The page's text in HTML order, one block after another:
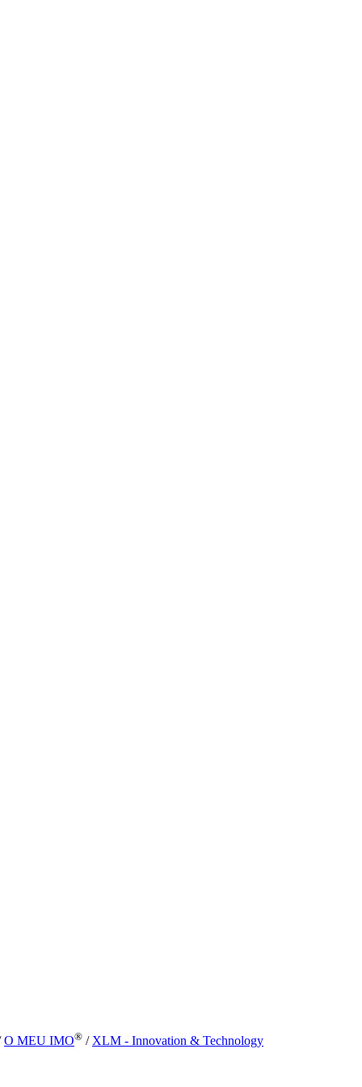
O MEU IMO® / XLM - Innovation & Technology